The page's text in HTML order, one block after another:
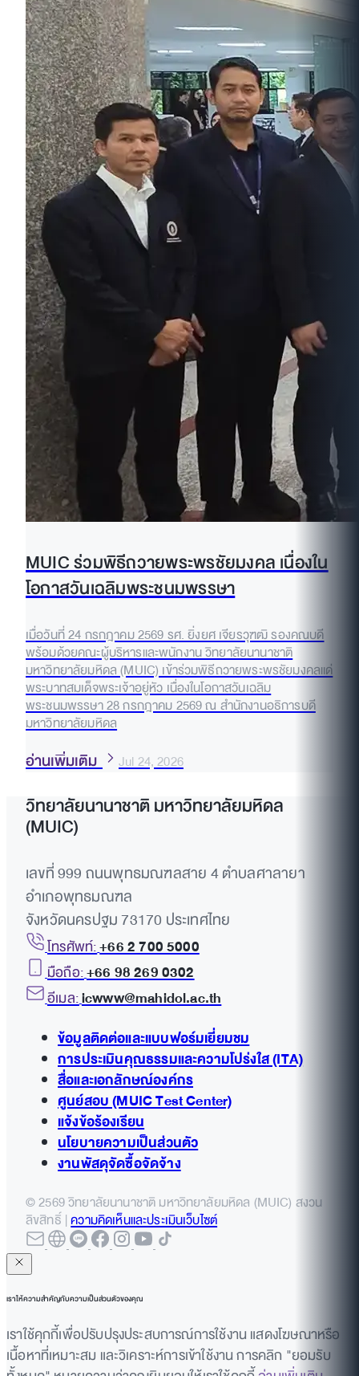
MUIC ร่วมพิธีถวายพระพรชัยมงคล เนื่องใน
โอกาสวันเฉลิมพระชนมพรรษา
เมื่อวันที่ 24 กรกฎาคม 2569 รศ. ยิ่งยศ เจียรวุฑฒิ รองคณบดี
พร้อมด้วยคณะผู้บริหารและพนักงาน วิทยาลัยนานาชาติ
มหาวิทยาลัยมหิดล (MUIC) เข้าร่วมพิธีถวายพระพรชัยมงคลแด่
พระบาทสมเด็จพระเจ้าอยู่หัว เนื่องในโอกาสวันเฉลิม
พระชนมพรรษา 28 กรกฎาคม 2569 ณ สำนักงานอธิการบดี
มหาวิทยาลัยมหิดล
อ่านเพิ่มเติม Jul 24, 2026
วิทยาลัยนานาชาติ มหาวิทยาลัยมหิดล
(MUIC)
เลขที่ 999 ถนนพุทธมณฑลสาย 4 ตำบลศาลายา
อำเภอพุทธมณฑล
จังหวัดนครปฐม 73170 ประเทศไทย
โทรศัพท์:+66 2 700 5000
มือถือ:+66 98 269 0302
อีเมล:icwww@mahidol.ac.th
ข้อมูลติดต่อและแบบฟอร์มเยี่ยมชม
การประเมินคุณธรรมและความโปร่งใส (ITA)
สื่อและเอกลักษณ์องค์กร
ศูนย์สอบ (MUIC Test Center)
แจ้งข้อร้องเรียน
นโยบายความเป็นส่วนตัว
งานพัสดุจัดซื้อจัดจ้าง
© 2569 วิทยาลัยนานาชาติ มหาวิทยาลัยมหิดล (MUIC) สงวน
ลิขสิทธิ์ |ความคิดเห็นและประเมินเว็บไซต์
เราให้ความสำคัญกับความเป็นส่วนตัวของคุณ
เราใช้คุกกี้เพื่อปรับปรุงประสบการณ์การใช้งาน แสดงโฆษณาหรือ
เนื้อหาที่เหมาะสม และวิเคราะห์การเข้าใช้งาน การคลิก "ยอมรับ